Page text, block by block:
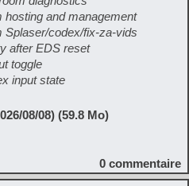
hosting and management
Splaser/codex/fix-za-vids
after EDS reset
toggle
input state
08/08) (59.8 Mo)
0 commentaire